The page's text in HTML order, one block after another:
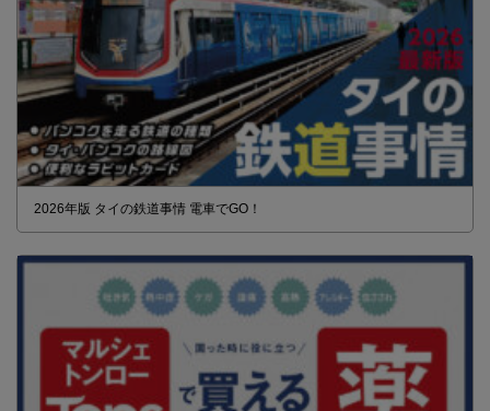
2026年版 タイの鉄道事情 電車でGO！